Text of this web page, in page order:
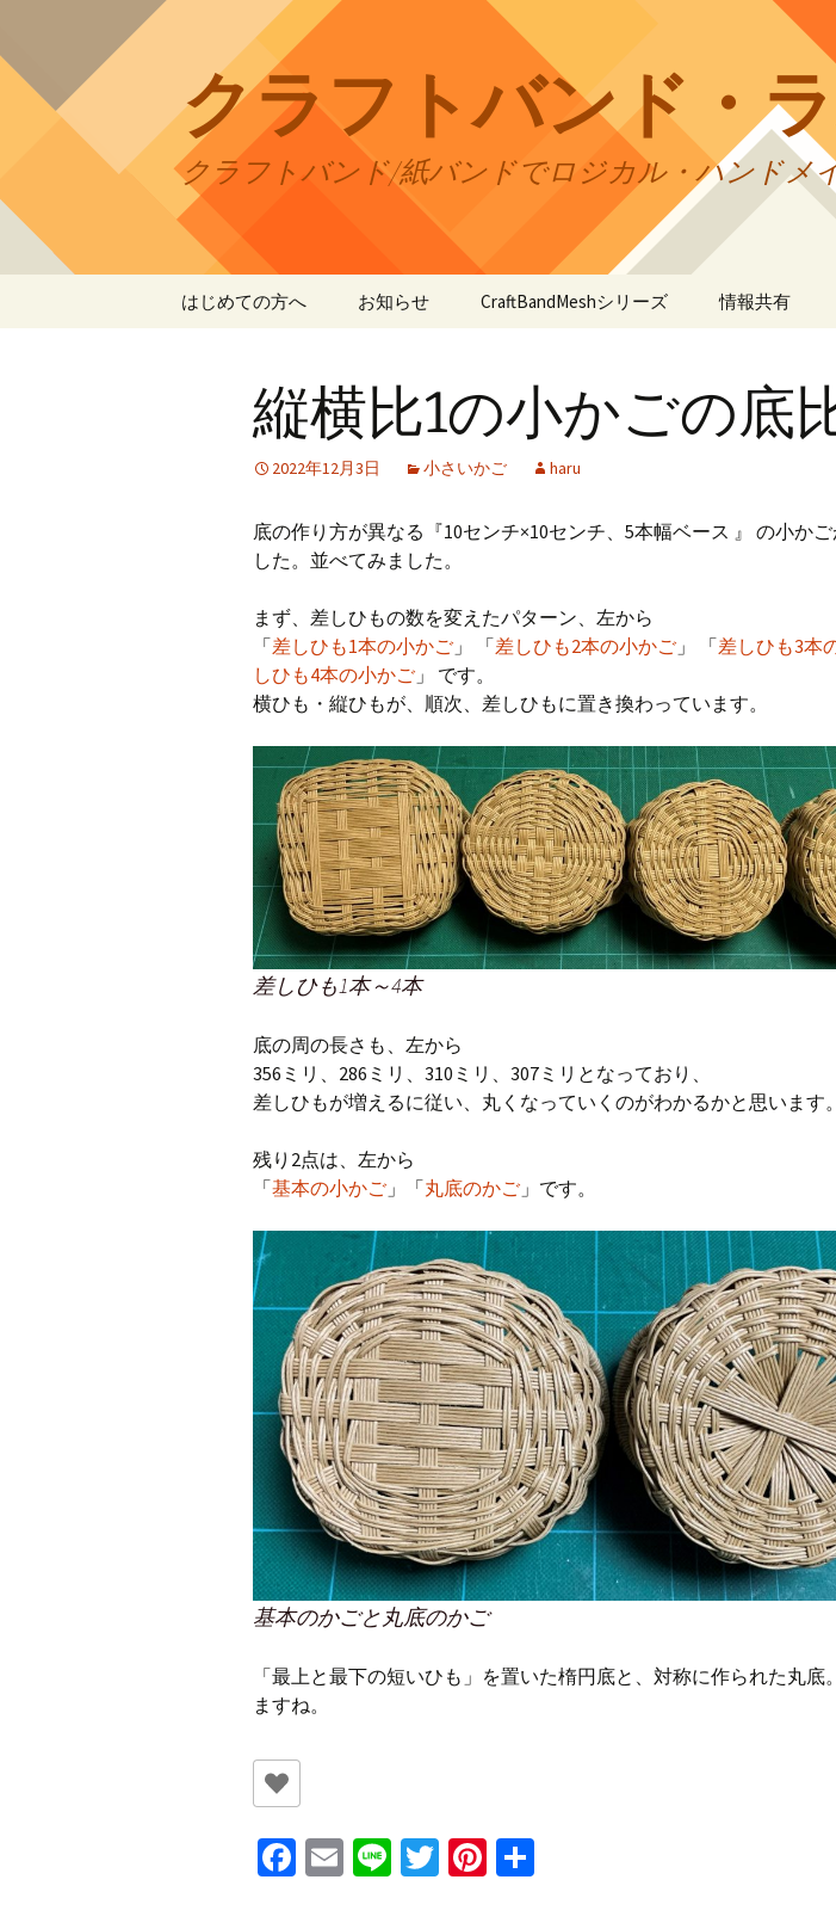
テ
キ
プ
クラフトバンド・
クラフトバンド/紙バンドでロジカル・ハンドメ
はじめての方へ お知らせ CraftBandMeshシリーズ
CraftBandSquare45
例
CraftBandKnot
CraftBandKnot
CbMesh
起動するまで
順
手動インスト
初回起動手順
情報共有
ユーザーズフ
リンク・リンク
縦横比1の小かごの底
2022年12月3日 小さいかご haru
底の作り方が異なる『10センチ×10センチ、5本幅ベース 』 の小か
した。並べてみました。
まず、差しひもの数を変えたパターン、左から
「差しひも1本の小かご 」 「差しひも2本の小かご 」 「差しひも3本
しひも4本の小かご 」 です。
横ひも・縦ひもが、順次、差しひもに置き換わっています。
差しひも1本～4本
底の周の長さも、左から
356ミリ、286ミリ、310ミリ、307ミリとなっており、
差しひもが増えるに従い、丸くなっていくのがわかるかと思います。
残り2点は、左から
「基本の小かご 」「丸底のかご 」です。
基本のかごと丸底のかご
「最上と最下の短いひも」を置いた楕円底と、対称に作られた丸底
ますね。
Fa E
Li T
Pi